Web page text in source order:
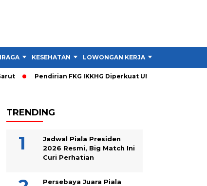
KESEHATAN LOWONGAN KERJA
Pendirian FKG IKKHG Diperkuat UNJANI, Ini Langkah
TRENDING
Jadwal Piala Presiden
2026 Resmi, Big Match Ini
Curi Perhatian
Persebaya Juara Piala